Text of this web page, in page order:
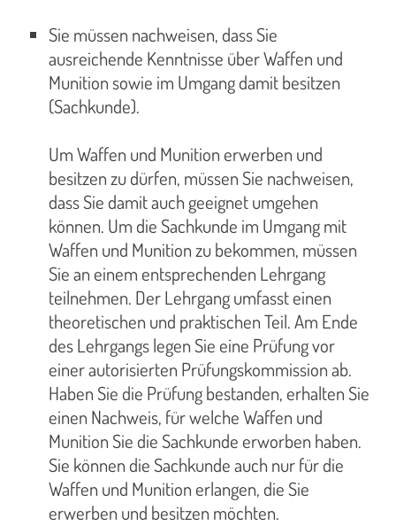
Sie müssen nachweisen, dass Sie
ausreichende Kenntnisse über Waffen und
Munition sowie im Umgang damit besitzen
(Sachkunde).
Um Waffen und Munition erwerben und
besitzen zu dürfen, müssen Sie nachweisen,
dass Sie damit auch geeignet umgehen
können. Um die Sachkunde im Umgang mit
Waffen und Munition zu bekommen, müssen
Sie an einem entsprechenden Lehrgang
teilnehmen. Der Lehrgang umfasst einen
theoretischen und praktischen Teil. Am Ende
des Lehrgangs legen Sie eine Prüfung vor
einer autorisierten Prüfungskommission ab.
Haben Sie die Prüfung bestanden, erhalten Sie
einen Nachweis, für welche Waffen und
Munition Sie die Sachkunde erworben haben.
Sie können die Sachkunde auch nur für die
Waffen und Munition erlangen, die Sie
erwerben und besitzen möchten.